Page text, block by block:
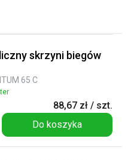
skrzyni biegów
65 C
88,67 zł / szt.
Do koszyka